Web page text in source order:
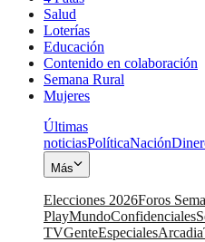
Salud
Loterías
Educación
Contenido en colaboración
Semana Rural
Mujeres
Últimas
noticiasPolíticaNación
Más
Elecciones 2026Foros
PlayMundoConfidenciales
TVGenteEspecialesArcadia